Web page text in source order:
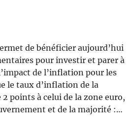
de bénéficier aujourd’hui
pour investir et parer à
de l’inflation pour les
le taux d’inflation de la
points à celui de la zone euro,
et de la majorité :…